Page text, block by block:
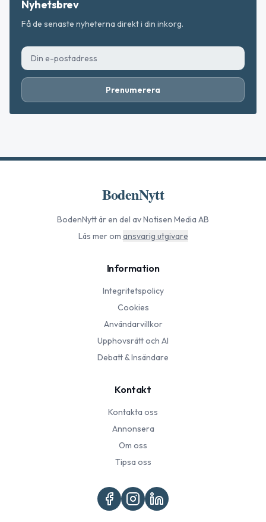
Nyhetsbrev
Få de senaste nyheterna direkt i din inkorg.
Prenumerera
BodenNytt
BodenNyttär en del av Notisen Media AB
Läs mer om ansvarig utgivare
Information
Integritetspolicy
Cookies
Användarvillkor
Upphovsrätt och AI
Debatt & Insändare
Kontakt
Kontakta oss
Annonsera
Om oss
Tipsa oss